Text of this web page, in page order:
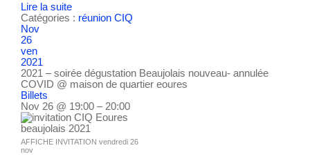
Lire la suite
Catégories : réunion CIQ
Nov
26
ven
2021
2021 – soirée dégustation Beaujolais nouveau- annulée
COVID @ maison de quartier eoures
Billets
Nov 26 @ 19:00 – 20:00
AFFICHE INVITATION vendredi 26
nov